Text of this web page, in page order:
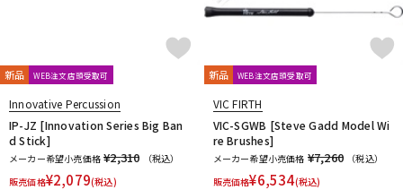
新品 WEB注文店頭受取可
Innovative Percussion
IP-JZ [Innovation Series Big Ban
d Stick]
メーカー希望小売価格 ¥2,310
（税込）
販売価格¥2,079(税込)
新品 WEB注文店頭受取可
VIC FIRTH
VIC-SGWB [Steve Gadd Model Wi
re Brushes]
メーカー希望小売価格 ¥7,260
（税込）
販売価格¥6,534(税込)